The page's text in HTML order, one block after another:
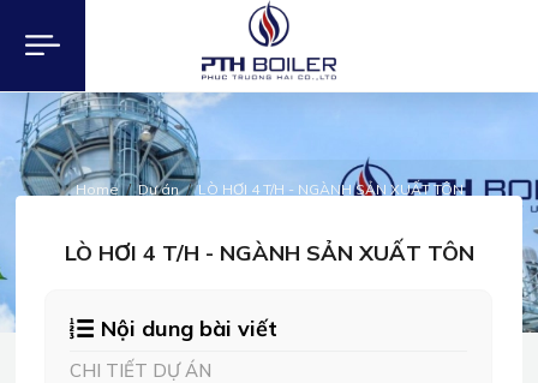
Home Dự án LÒ HƠI 4 T/H - NGÀNH SẢN XUẤT TÔN
DỰ ÁN
LÒ HƠI 4 T/H - NGÀNH SẢN XUẤT TÔN
Nội dung bài viết
CHI TIẾT DỰ ÁN